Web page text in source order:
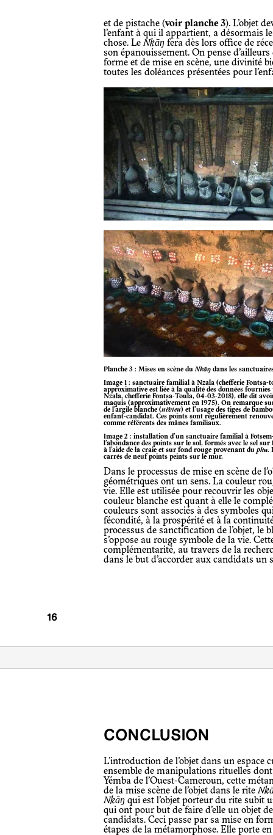
et de pistache (voir planche 3). L’objet
l’enfant à qui il appartient, a désormais
chose. LeNkāŋ fera dès lors office de
son épanouissement. On pense
forme et de mise en scène, une divinité
toutes les doléances présentées pour
Planche 3 : Mises en scène duNkāŋ dans les
Image 1 : sanctuaire familial à Nzala (chefferie Fontsa-toula), datant environ de 1975. Cette date
approximative est liée à la qualité des données
Nzala, chefferie Fontsa-Toula, 04-03-2018), elle dit
maquis (approximativement en 1975). On remarque sur
de l’argile blanche (nèbieu) et l’usage des tiges de
enfant-candidat. Ces points sont régulièrement
comme référents des mânes familiaux.
Image 2 : installation d’un sanctuaire familial à Fotsem-Lessing (Foréké-Dschang) en 2017. On remarque
l’abondance des points sur le sol, formés avec le sel
à l’aide de la craie et sur fond rouge provenant duphʉ.
carrés de neuf points peints sur le mur.
Dans le processus de mise en scène de l’objet, les couleurs et les formes
géométriques ont un sens. La couleur
vie. Elle est utilisée pour recouvrir les
couleur blanche est quant à elle le
couleurs sont associés à des symboles
fécondité, à la prospérité et à la
processus de sanctification de l’objet, le
s’oppose au rouge symbole de la vie.
complémentarité, au travers de la
dans le but d’accorder aux candidats un
CONCLUSION
L’introduction de l’objet dans un espace cultuel implique préalablement un
ensemble de manipulations rituelles
Yémba de l’Ouest-Cameroun, cette
de la mise scène de l’objet dans le rite
Nkāŋ qui est l’objet porteur du rite subit
qui ont pour but de faire d’elle un objet
candidats. Ceci passe par sa mise en
étapes de la métamorphose. Elle porte